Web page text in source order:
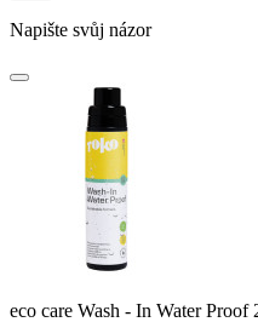
Napište svůj názor
eco care Wash - In Water Proof